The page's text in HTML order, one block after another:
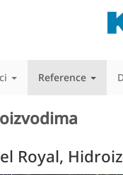
Reference
Royal,